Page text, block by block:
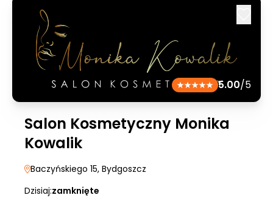
5.00/5
Salon Kosmetyczny Monika
Kowalik
Baczyńskiego 15, Bydgoszcz
Dzisiaj:zamknięte